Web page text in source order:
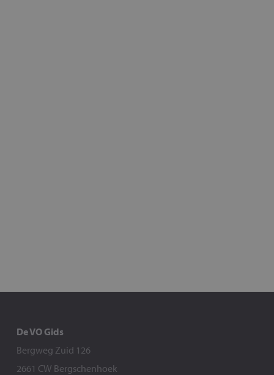
De VO Gids
Bergweg Zuid 126
2661 CW Bergschenhoek